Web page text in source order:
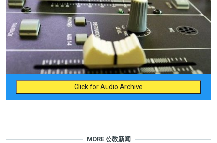
Click for Audio Archive
MORE 公教新闻